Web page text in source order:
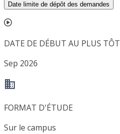
Date limite de dépôt des demandes
DATE DE DÉBUT AU PLUS TÔT
Sep 2026
FORMAT D'ÉTUDE
Sur le campus